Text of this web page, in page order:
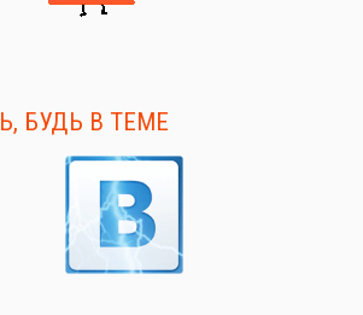
БУДЬ В ТЕМЕ